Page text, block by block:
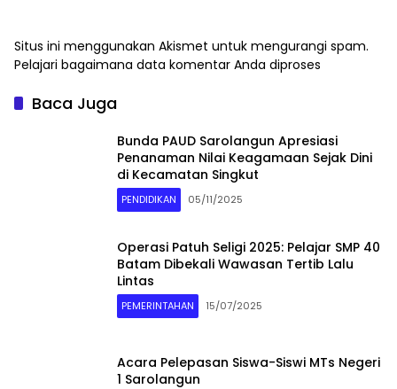
Situs ini menggunakan Akismet untuk mengurangi spam.
Pelajari bagaimana data komentar Anda diproses
Baca Juga
Bunda PAUD Sarolangun Apresiasi
Penanaman Nilai Keagamaan Sejak Dini
di Kecamatan Singkut
PENDIDIKAN 05/11/2025
Operasi Patuh Seligi 2025: Pelajar SMP 40
Batam Dibekali Wawasan Tertib Lalu
Lintas
PEMERINTAHAN 15/07/2025
Acara Pelepasan Siswa-Siswi MTs Negeri
1 Sarolangun